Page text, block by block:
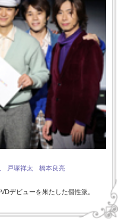
戸塚祥太
橋本良亮
デビューを果たした個性派。